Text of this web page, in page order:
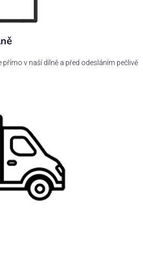
v naší dílně a před odesláním pečlivě